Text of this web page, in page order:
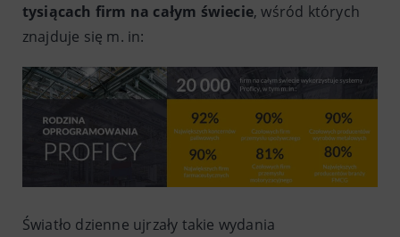
tysiącach firm na całym świecie, wśród których
znajduje się m. in:
Światło dzienne ujrzały takie wydania